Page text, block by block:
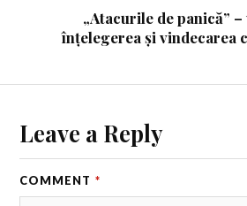
„Atacurile de panică”
înțelegerea și vindecarea
Leave a Reply
COMMENT *